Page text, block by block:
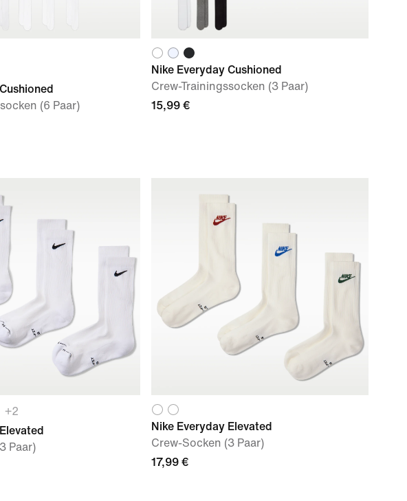
(6 Paar)
Nike Everyday Cushioned
Crew-Trainingssocken (3 Paar)
15,99 €
+2
Paar)
Nike Everyday Elevated
Crew-Socken (3 Paar)
17,99 €